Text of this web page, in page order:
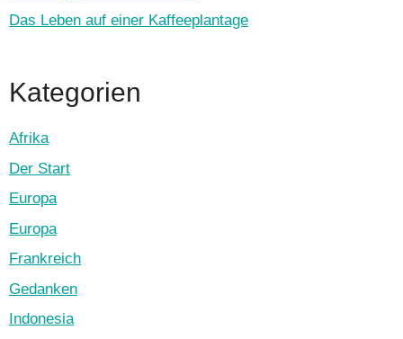
Das Leben auf einer Kaffeeplantage
Kategorien
Afrika
Der Start
Europa
Europa
Frankreich
Gedanken
Indonesia